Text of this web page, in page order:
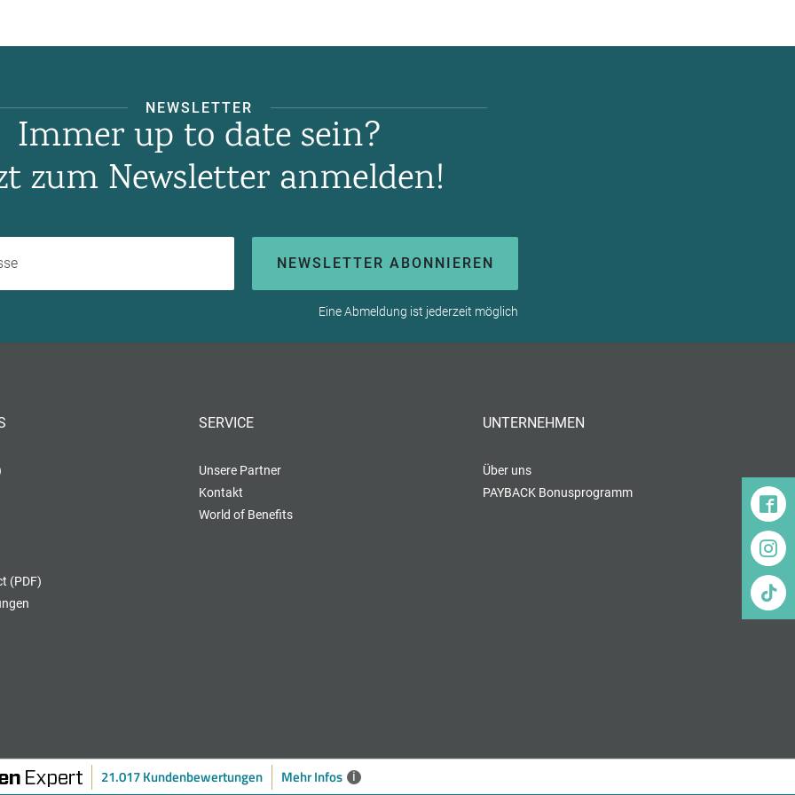
21.017 Kundenbewertungen Mehr Infos i
NEWSLETTER
Immer up to date sein?
zum Newsletter anmelden!
Ihre E-Mail-Adresse
NEWSLETTER ABONNIEREN
Eine Abmeldung ist jederzeit möglich
(PDF)
SERVICE
Unsere Partner
Kontakt
World of Benefits
UNTERNEHMEN
Über uns
PAYBACK Bonusprogramm